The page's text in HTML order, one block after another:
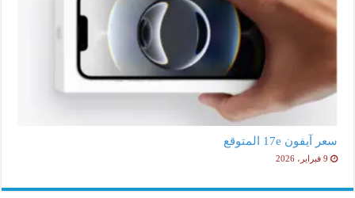
سعر آيفون 17e المتوقع
9 فبراير، 2026